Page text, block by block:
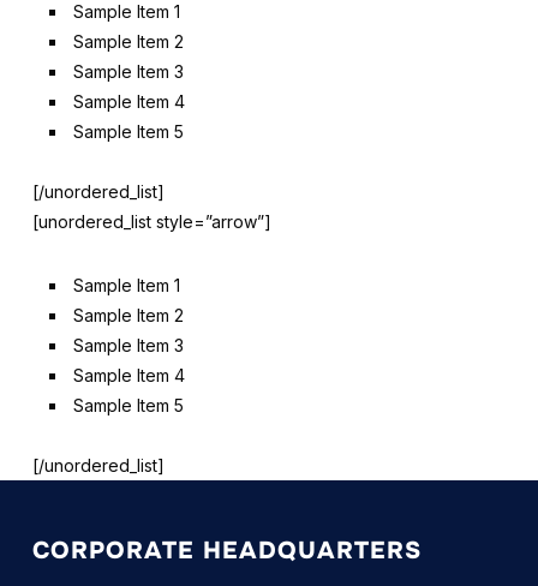
Sample Item 1
Sample Item 2
Sample Item 3
Sample Item 4
Sample Item 5
[/unordered_list]
[unordered_list style=”arrow”]
Sample Item 1
Sample Item 2
Sample Item 3
Sample Item 4
Sample Item 5
[/unordered_list]
CORPORATE HEADQUARTERS